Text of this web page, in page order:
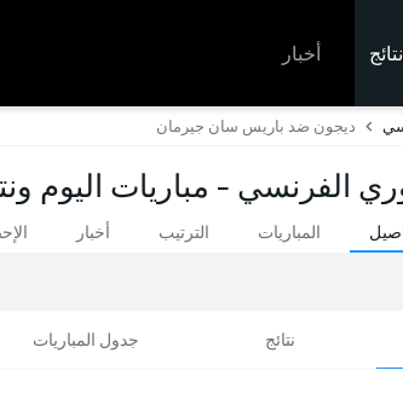
نتائج أخبار
ديجون ضد باريس سان جيرمان
الفرنسي - مباريات اليوم
المباريات الترتيب أخبار
نتائج جدول المباريات